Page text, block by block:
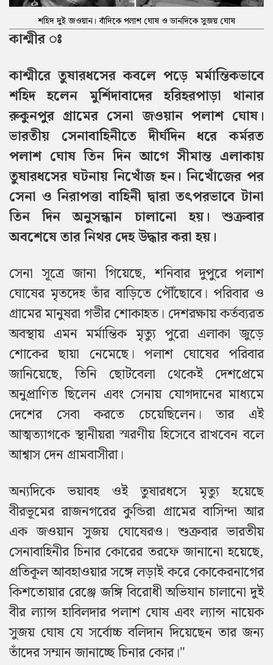
শহিদ দুই জওয়ান। বাঁদিকে পলাশ ঘোষ ও ডানদিকে সুজয় ঘোষ
কাশ্মীর ঃ
কাশ্মীরে তুষারধসের কবলে পড়ে মর্মান্তিকভাবে
শহিদ হলেন মুর্শিদাবাদের হরিহরপাড়া থানার
রুকুনপুর গ্রামের সেনা জওয়ান পলাশ ঘোষ।
ভারতীয় সেনাবাহিনীতে দীর্ঘদিন ধরে কর্মরত
পলাশ ঘোষ তিন দিন আগে সীমান্ত এলাকায়
তুষারধসের ঘটনায় নিখোঁজ হন। নিখোঁজের পর
সেনা ও নিরাপত্তা বাহিনী দ্বারা তৎপরভাবে টানা
তিন দিন অনুসন্ধান চালানো হয়। শুক্রবার
অবশেষে তার নিথর দেহ উদ্ধার করা হয়।
সেনা সূত্রে জানা গিয়েছে, শনিবার দুপুরে পলাশ
ঘোষের মৃতদেহ তাঁর বাড়িতে পৌঁছোবে। পরিবার ও
গ্রামের মানুষরা গভীর শোকাহত। দেশরক্ষায় কর্তব্যরত
অবস্থায় এমন মর্মান্তিক মৃত্যু পুরো এলাকা জুড়ে
শোকের ছায়া নেমেছে। পলাশ ঘোষের পরিবার
জানিয়েছে, তিনি ছোটবেলা থেকেই দেশপ্রেমে
অনুপ্রাণিত ছিলেন এবং সেনায় যোগদানের মাধ্যমে
দেশের সেবা করতে চেয়েছিলেন। তার এই
আত্মত্যাগকে স্থানীয়রা স্মরণীয় হিসেবে রাখবেন বলে
আশ্বাস দেন গ্রামবাসীরা।
অন্যদিকে ভয়াবহ ওই তুষারধসে মৃত্যু হয়েছে
বীরভূমের রাজনগরের কুন্ডিরা গ্রামের বাসিন্দা আর
এক জওয়ান সুজয় ঘোষেরও। শুক্রবার ভারতীয়
সেনাবাহিনীর চিনার কোরের তরফে জানানো হয়েছে,
প্রতিকূল আবহাওয়ার সঙ্গে লড়াই করে কোকেরনাগের
কিশতোয়ার রেঞ্জে জঙ্গি বিরোধী অভিযান চালানো দুই
বীর ল্যান্স হাবিলদার পলাশ ঘোষ এবং ল্যান্স নায়েক
সুজয় ঘোষ যে সর্বোচ্চ বলিদান দিয়েছেন তার জন্য
তাঁদের সম্মান জানাচ্ছে চিনার কোর।"